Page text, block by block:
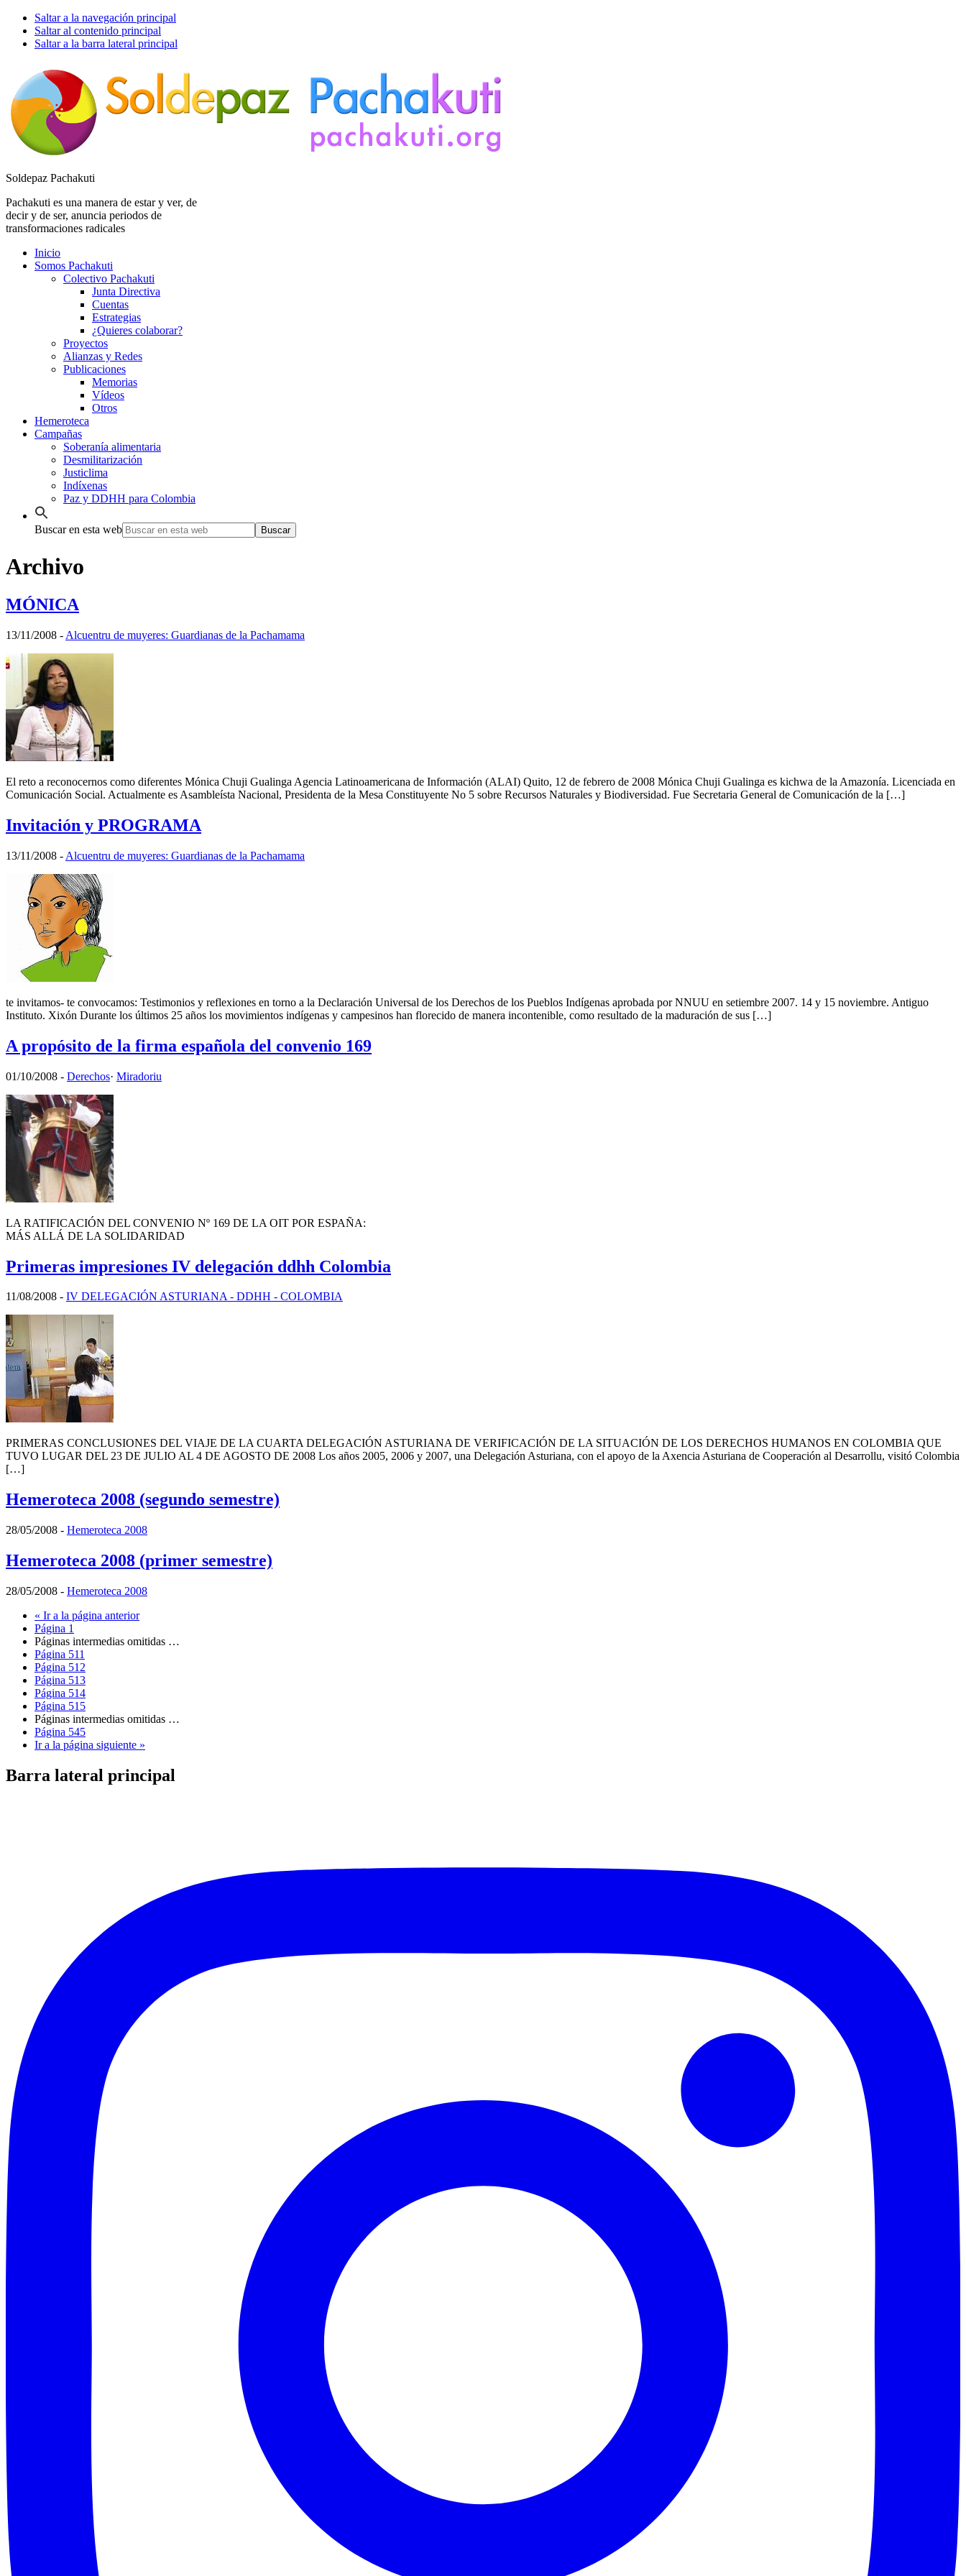
Saltar a la navegación principal
Saltar al contenido principal
Saltar a la barra lateral principal
Soldepaz Pachakuti
Pachakuti es una manera de estar y ver, de
decir y de ser, anuncia periodos de
transformaciones radicales
Inicio
Somos Pachakuti
Colectivo Pachakuti
Junta Directiva
Cuentas
Estrategias
¿Quieres colaborar?
Proyectos
Alianzas y Redes
Publicaciones
Memorias
Vídeos
Otros
Hemeroteca
Campañas
Soberanía alimentaria
Desmilitarización
Justiclima
Indíxenas
Paz y DDHH para Colombia
Buscar en esta web
Archivo
MÓNICA
13/11/2008 - Alcuentru de muyeres: Guardianas de la Pachamama
El reto a reconocernos como diferentes Mónica Chuji Gualinga Agencia Latinoamericana de Información (ALAI) Quito, 12 de febrero de 2008 Mónica Chuji Gualinga es kichwa de la Amazonía. Licenciada en
Comunicación Social. Actualmente es Asambleísta Nacional, Presidenta de la Mesa Constituyente No 5 sobre Recursos Naturales y Biodiversidad. Fue Secretaria General de Comunicación de la […]
Invitación y PROGRAMA
13/11/2008 - Alcuentru de muyeres: Guardianas de la Pachamama
te invitamos- te convocamos: Testimonios y reflexiones en torno a la Declaración Universal de los Derechos de los Pueblos Indígenas aprobada por NNUU en setiembre 2007. 14 y 15 noviembre. Antiguo
Instituto. Xixón Durante los últimos 25 años los movimientos indígenas y campesinos han florecido de manera incontenible, como resultado de la maduración de sus […]
A propósito de la firma española del convenio 169
01/10/2008 - Derechos· Miradoriu
LA RATIFICACIÓN DEL CONVENIO Nº 169 DE LA OIT POR ESPAÑA:
MÁS ALLÁ DE LA SOLIDARIDAD
Primeras impresiones IV delegación ddhh Colombia
11/08/2008 - IV DELEGACIÓN ASTURIANA - DDHH - COLOMBIA
PRIMERAS CONCLUSIONES DEL VIAJE DE LA CUARTA DELEGACIÓN ASTURIANA DE VERIFICACIÓN DE LA SITUACIÓN DE LOS DERECHOS HUMANOS EN COLOMBIA QUE
TUVO LUGAR DEL 23 DE JULIO AL 4 DE AGOSTO DE 2008 Los años 2005, 2006 y 2007, una Delegación Asturiana, con el apoyo de la Axencia Asturiana de Cooperación al Desarrollu, visitó Colombia
[…]
Hemeroteca 2008 (segundo semestre)
28/05/2008 - Hemeroteca 2008
Hemeroteca 2008 (primer semestre)
28/05/2008 - Hemeroteca 2008
« Ir a la página anterior
Página 1
Páginas intermedias omitidas …
Página 511
Página 512
Página 513
Página 514
Página 515
Páginas intermedias omitidas …
Página 545
Ir a la página siguiente »
Barra lateral principal